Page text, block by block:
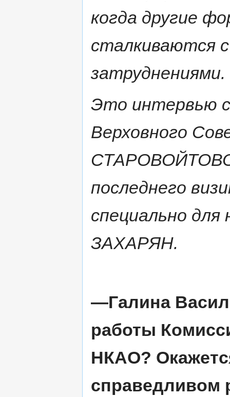
когда другие
сталкиваются
затруднениями.
Это интервью
Верховного
последнего
специально
ЗАХАРЯН.
—Галина
работы
НКАО?
справедливом